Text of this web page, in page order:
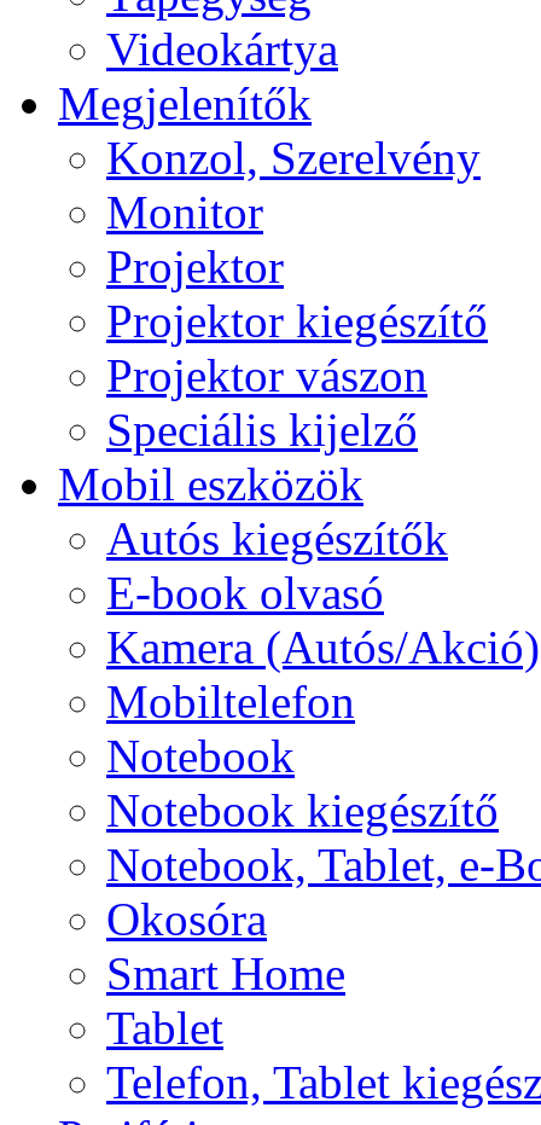
Videokártya
Megjelenítők
Konzol, Szerelvény
Monitor
Projektor
Projektor kiegészítő
Projektor vászon
Speciális kijelző
Mobil eszközök
Autós kiegészítők
E-book olvasó
Kamera (Autós/Akció)
Mobiltelefon
Notebook
Notebook kiegészítő
Notebook, Tablet, e-
Okosóra
Smart Home
Tablet
Telefon, Tablet